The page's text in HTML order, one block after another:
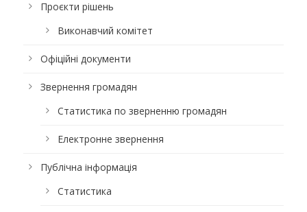
Проєкти рішень
Виконавчий комітет
Офіційні документи
Звернення громадян
Статистика по зверненню громадян
Електронне звернення
Публічна інформація
Статистика